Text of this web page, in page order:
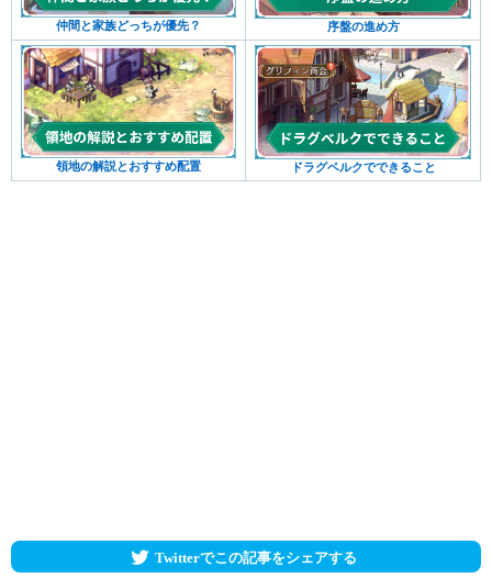
仲間と家族どっちが優先？ 序盤の進め方
領地の解説とおすすめ配置 ドラグベルクでできること
Twitterでこの記事をシェアする